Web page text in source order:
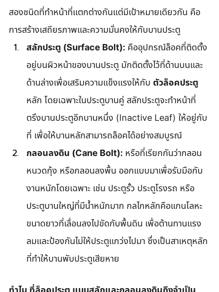
สองชนิดที่ทำหน้าที่แตกต่างกันแต่มีเป้าหมายเดียวกัน คือ
การสร้างเสถียรภาพและความมั่นคงให้กับบานประตู
สลักประตู (Surface Bolt): คืออุปกรณ์ล็อคที่ติดตั้ง
อยู่บนผิวหน้าของบานประตู มักติดตั้งไว้ที่ด้านบนและ
ด้านล่างเพื่อเสริมความแข็งแรงให้กับ ตัวล็อคประตู
หลัก โดยเฉพาะในประตูบานคู่ สลักประตูจะทำหน้าที่
ตรึงบานประตูอีกบานหนึ่ง (Inactive Leaf) ให้อยู่กับ
ที่ เพื่อให้บานหลักสามารถล็อคได้อย่างสมบูรณ์
กลอนลงดิน (Cane Bolt): หรือที่เรียกกันว่ากลอน
หนวดกุ้ง หรือกลอนลงพื้น ออกแบบมาเพื่อรับมือกับ
งานหนักโดยเฉพาะ เช่น ประตูรั้ว ประตูโรงรถ หรือ
ประตูบานใหญ่ที่มีน้ำหนักมาก กลไกหลักคือแกนโลหะ
ขนาดยาวที่เลื่อนลงไปขัดกับพื้นดิน เพื่อต้านทานแรง
ลมและป้องกันไม่ให้ประตูแกว่งไปมา ซึ่งเป็นสาเหตุหลัก
ที่ทำให้บานพับประตูเสียหาย
ทำไม ที่ล็อคประตู แบบสลักและกลอนลงดินถึงจำเป็น